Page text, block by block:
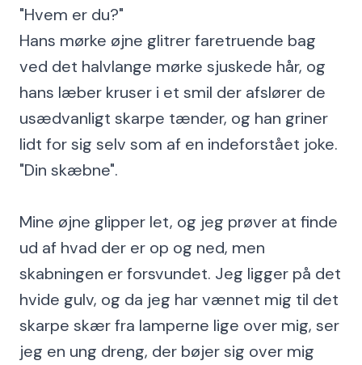
"Hvem er du?"
Hans mørke øjne glitrer faretruende bag
ved det halvlange mørke sjuskede hår, og
hans læber kruser i et smil der afslører de
usædvanligt skarpe tænder, og han griner
lidt for sig selv som af en indeforstået joke.
"Din skæbne".
Mine øjne glipper let, og jeg prøver at finde
ud af hvad der er op og ned, men
skabningen er forsvundet. Jeg ligger på det
hvide gulv, og da jeg har vænnet mig til det
skarpe skær fra lamperne lige over mig, ser
jeg en ung dreng, der bøjer sig over mig